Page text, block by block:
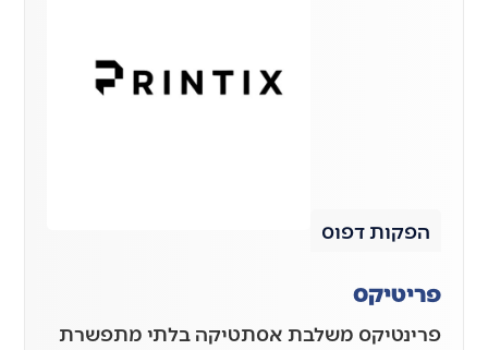
הפקות דפוס
פריטיקס
פרינטיקס משלבת אסתטיקה בלתי מתפשרת